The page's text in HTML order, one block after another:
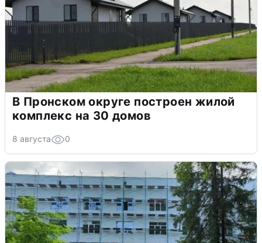
В Пронском округе построен жилой
комплекс на 30 домов
8 августа 0